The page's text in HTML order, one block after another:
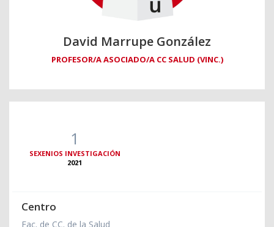
David Marrupe González
PROFESOR/A ASOCIADO/A CC SALUD (VINC.)
1
SEXENIOS INVESTIGACIÓN
2021
Centro
Fac. de CC. de la Salud